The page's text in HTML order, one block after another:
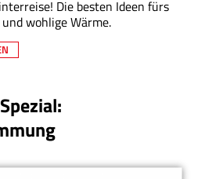
Die besten Ideen fürs
wohlige Wärme.